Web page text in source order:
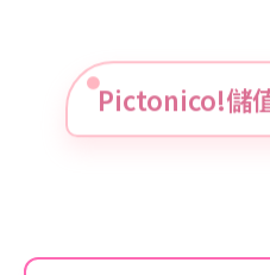
Pictonico!儲